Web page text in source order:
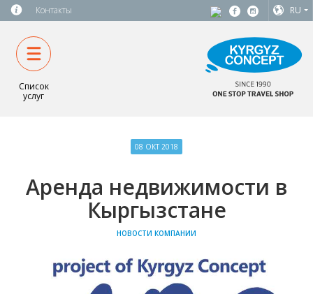
Контакты RU
Список
услуг
08 ОКТ 2018
Аренда недвижимости в
Кыргызстане
НОВОСТИ КОМПАНИИ